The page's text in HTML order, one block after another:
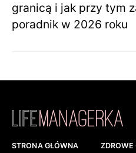
granicą i jak przy tym
poradnik w 2026 roku
STRONA GŁÓWNA ZDROWE